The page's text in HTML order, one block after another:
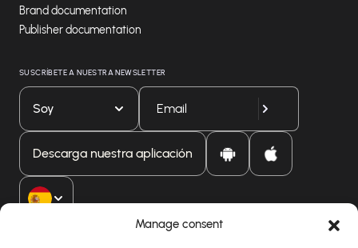
Manage consent
Brand documentation
Publisher documentation
SUSCRÍBETE A NUESTRA NEWSLETTER
Soy
Descarga nuestra aplicación